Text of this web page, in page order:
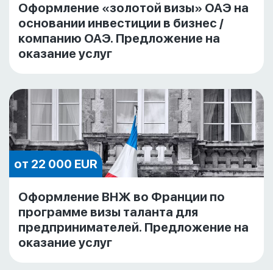
Оформление «золотой визы» ОАЭ на
основании инвестиции в бизнес /
компанию ОАЭ. Предложение на
оказание услуг
от 22 000 EUR
Оформление ВНЖ во Франции по
программе визы таланта для
предпринимателей. Предложение на
оказание услуг